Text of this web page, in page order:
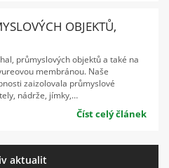
OBJEKTŮ,
průmyslových objektů a také na
membránou. Naše
zaizolovala průmyslové
nádrže, jímky,…
Číst celý článek
aktualit